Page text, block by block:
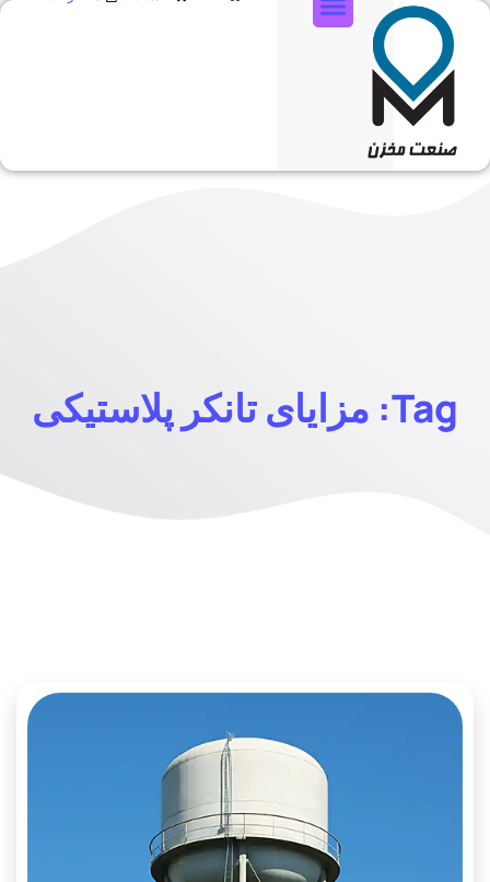
Tag: مزایای تانکر پلاستیکی